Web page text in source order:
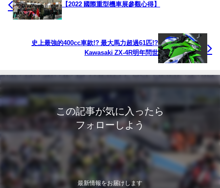
【2022 國際重型機車展參觀心得】
史上最強的400cc車款!? 最大馬力超過61匹!?
Kawasaki ZX-4R明年問世
この記事が気に入ったら
フォローしよう
最新情報をお届けします